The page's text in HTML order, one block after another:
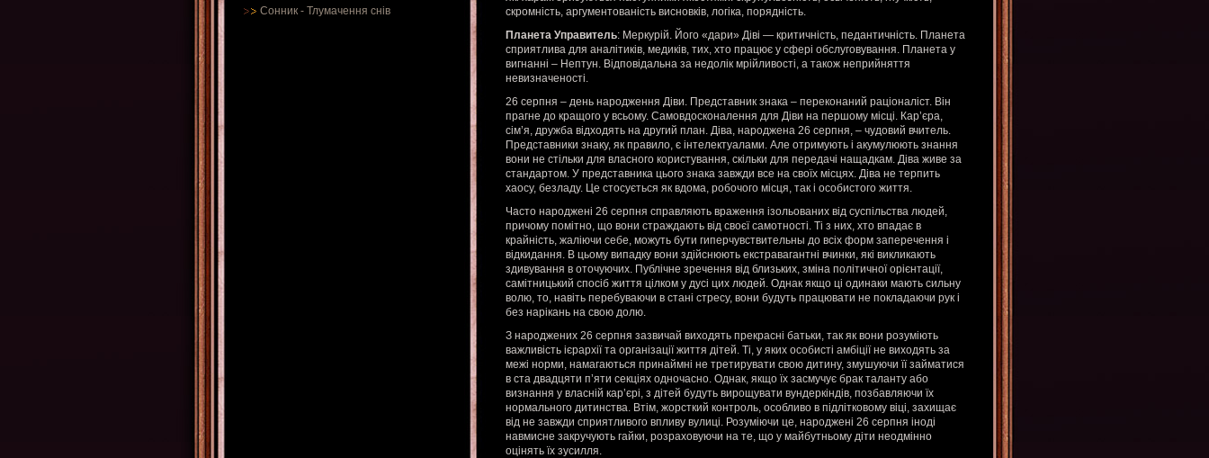
Сонник - Тлумачення снів
скромність, аргументованість висновків, логіка, порядність.
Планета Управитель: Меркурій. Його «дари» Діві — критичність, педантичність. Планета
сприятлива для аналітиків, медиків, тих, хто працює у сфері обслуговування. Планета у
вигнанні – Нептун. Відповідальна за недолік мрійливості, а також неприйняття
невизначеності.
26 серпня – день народження Діви. Представник знака – переконаний раціоналіст. Він
прагне до кращого у всьому. Самовдосконалення для Діви на першому місці. Кар’єра,
сім’я, дружба відходять на другий план. Діва, народжена 26 серпня, – чудовий вчитель.
Представники знаку, як правило, є інтелектуалами. Але отримують і акумулюють знання
вони не стільки для власного користування, скільки для передачі нащадкам. Діва живе за
стандартом. У представника цього знака завжди все на своїх місцях. Діва не терпить
хаосу, безладу. Це стосується як вдома, робочого місця, так і особистого життя.
Часто народжені 26 серпня справляють враження ізольованих від суспільства людей,
причому помітно, що вони страждають від своєї самотності. Ті з них, хто впадає в
крайність, жаліючи себе, можуть бути гиперчувствительны до всіх форм заперечення і
відкидання. В цьому випадку вони здійснюють екстравагантні вчинки, які викликають
здивування в оточуючих. Публічне зречення від близьких, зміна політичної орієнтації,
самітницький спосіб життя цілком у дусі цих людей. Однак якщо ці одинаки мають сильну
волю, то, навіть перебуваючи в стані стресу, вони будуть працювати не покладаючи рук і
без нарікань на свою долю.
З народжених 26 серпня зазвичай виходять прекрасні батьки, так як вони розуміють
важливість ієрархії та організації життя дітей. Ті, у яких особисті амбіції не виходять за
межі норми, намагаються принаймні не третирувати свою дитину, змушуючи її займатися
в ста двадцяти п’яти секціях одночасно. Однак, якщо їх засмучує брак таланту або
визнання у власній кар’єрі, з дітей будуть вирощувати вундеркіндів, позбавляючи їх
нормального дитинства. Втім, жорсткий контроль, особливо в підлітковому віці, захищає
від не завжди сприятливого впливу вулиці. Розуміючи це, народжені 26 серпня іноді
навмисне закручують гайки, розраховуючи на те, що у майбутньому діти неодмінно
оцінять їх зусилля.